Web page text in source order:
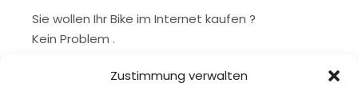
Zustimmung verwalten
Sie wollen Ihr Bike im Internet kaufen ?
Kein Problem .
Ich würde Ihnen das Rad zusammenbauen und